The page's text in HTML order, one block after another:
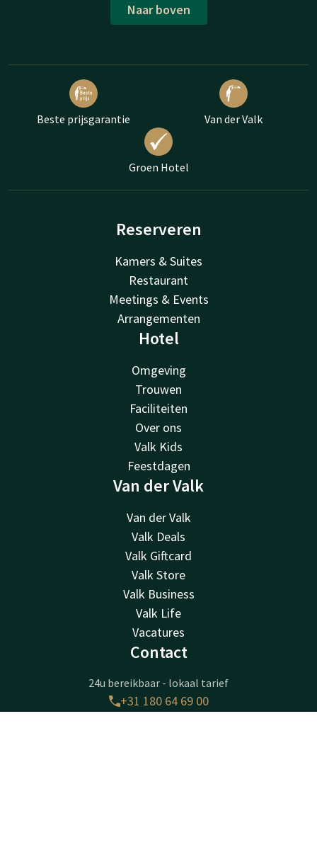
Naar boven
Beste prijsgarantie Van der Valk
Groen Hotel
Reserveren
Kamers & Suites
Restaurant
Meetings & Events
Arrangementen
Hotel
Omgeving
Trouwen
Faciliteiten
Over ons
Valk Kids
Feestdagen
Van der Valk
Van der Valk
Valk Deals
Valk Giftcard
Valk Store
Valk Business
Valk Life
Vacatures
Contact
24u bereikbaar - lokaal tarief
+31 180 64 69 00